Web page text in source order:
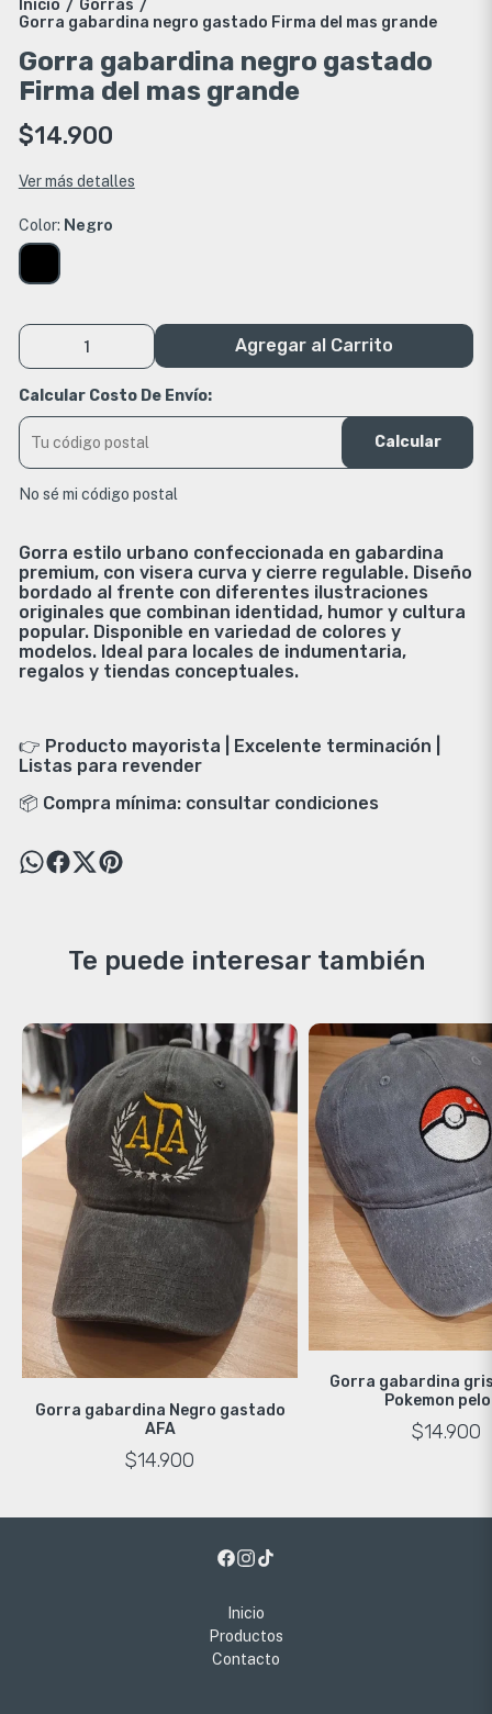
Inicio / Gorras /
Gorra gabardina negro gastado Firma del mas grande
Gorra gabardina negro gastado
Firma del mas grande
$14.900
Ver más detalles
Color: Negro
Agregar al Carrito
Calcular Costo De Envío:
Calcular
No sé mi código postal
Gorra estilo urbano confeccionada en gabardina
premium, con visera curva y cierre regulable. Diseño
bordado al frente con diferentes ilustraciones
originales que combinan identidad, humor y cultura
popular. Disponible en variedad de colores y
modelos. Ideal para locales de indumentaria,
regalos y tiendas conceptuales.
👉 Producto mayorista | Excelente terminación |
Listas para revender
📦 Compra mínima: consultar condiciones
Te puede interesar también
Gorra gabardina Negro gastado
AFA
$14.900
Gorra gabardina
Pokemon
$14.900
Inicio
Productos
Contacto